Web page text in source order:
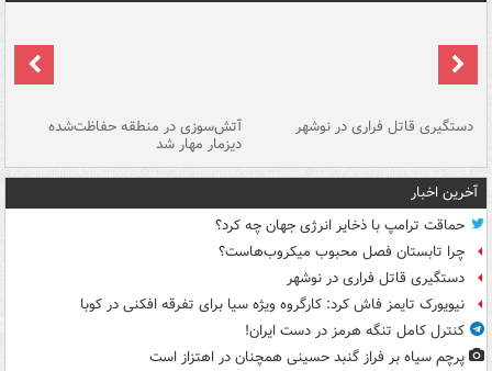
دستگیری قاتل فراری در نوشهر آتش‌سوزی در منطقه حفاظت‌شده
دیزمار مهار شد
آخرین اخبار
حماقت ترامپ با ذخایر انرژی جهان چه کرد؟
چرا تابستان فصل محبوب میکروب‌هاست؟
دستگیری قاتل فراری در نوشهر
نیویورک تایمز فاش کرد: کارگروه ویژه سیا برای تفرقه افکنی در کوبا
کنترل کامل تنگه هرمز در دست ایران!
پرچم سیاه بر فراز گنبد حسینی همچنان در اهتزاز است